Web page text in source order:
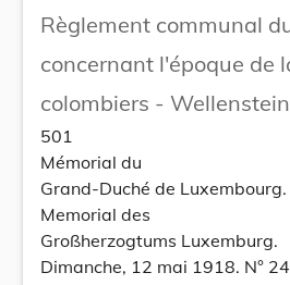
Règlement communal
concernant l'époque de
colombiers -
501
Mémorial du
Grand-Duché de Luxembourg.
Memorial des
Großherzogtums Luxemburg.
Dimanche, 12 mai 1918. N°